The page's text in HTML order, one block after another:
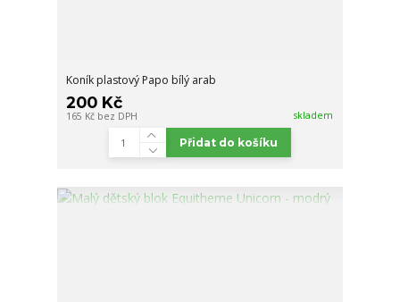
Koník plastový Papo bílý arab
200 Kč
165 Kč bez DPH skladem
Přidat do košíku